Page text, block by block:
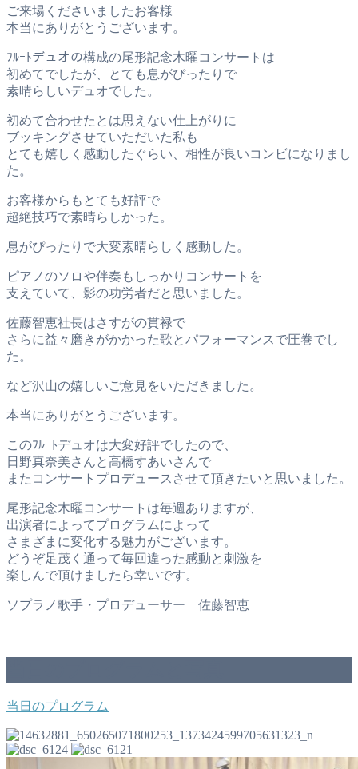
ご来場くださいましたお客様
本当にありがとうございます。
ﾌﾙｰﾄデュオの構成の尾形記念木曜コンサートは
初めてでしたが、とても息がぴったりで
素晴らしいデュオでした。
初めて合わせたとは思えない仕上がりに
ブッキングさせていただいた私も
とても嬉しく感動したぐらい、相性が良いコンビになりまし
た。
お客様からもとても好評で
超絶技巧で素晴らしかった。
息がぴったりで大変素晴らしく感動した。
ピアノのソロや伴奏もしっかりコンサートを
支えていて、影の功労者だと思いました。
佐藤智恵社長はさすがの貫禄で
さらに益々磨きがかかった歌とパフォーマンスで圧巻でし
た。
など沢山の嬉しいご意見をいただきました。
本当にありがとうございます。
このﾌﾙｰﾄデュオは大変好評でしたので、
日野真奈美さんと高橋すあいさんで
またコンサートプロデュースさせて頂きたいと思いました。
尾形記念木曜コンサートは毎週ありますが、
出演者によってプログラムによって
さまざまに変化する魅力がございます。
どうぞ足茂く通って毎回違った感動と刺激を
楽しんで頂けましたら幸いです。
ソプラノ歌手・プロデューサー 佐藤智恵
当日のプログラム